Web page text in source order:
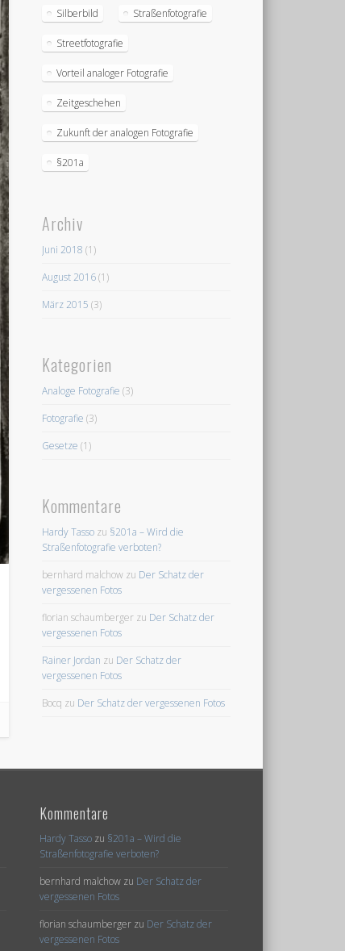
Silberbild Straßenfotografie
Streetfotografie
Vorteil analoger Fotografie
Zeitgeschehen
Zukunft der analogen Fotografie
§201a
Archiv
Juni 2018 (1)
August 2016(1)
März 2015 (3)
Kategorien
Analoge Fotografie (3)
Fotografie (3)
Gesetze (1)
Kommentare
Hardy Tasso zu §201a – Wird die
Straßenfotografie verboten?
bernhard malchow zu Der Schatz der
vergessenen Fotos
florian schaumberger zu Der Schatz der
vergessenen Fotos
Rainer Jordan zu Der Schatz der
vergessenen Fotos
Bocq zu Der Schatz der vergessenen Fotos
Kommentare
Hardy Tasso zu §201a – Wird die
Straßenfotografie verboten?
bernhard malchow zu Der Schatz der
vergessenen Fotos
florian schaumberger zu Der Schatz der
vergessenen Fotos